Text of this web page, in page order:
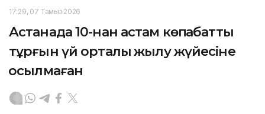
17:29, 07 Тамыз 2026
Астанада 10-нан астам көпқабатты
тұрғын үй орталық жылу жүйесіне
қосылмаған